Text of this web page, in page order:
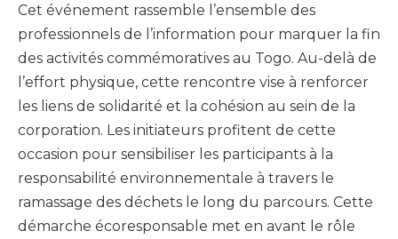
Cet événement rassemble l’ensemble des
professionnels de l’information pour marquer la fin
des activités commémoratives au Togo. Au-delà de
l’effort physique, cette rencontre vise à renforcer
les liens de solidarité et la cohésion au sein de la
corporation. Les initiateurs profitent de cette
occasion pour sensibiliser les participants à la
responsabilité environnementale à travers le
ramassage des déchets le long du parcours. Cette
démarche écoresponsable met en avant le rôle